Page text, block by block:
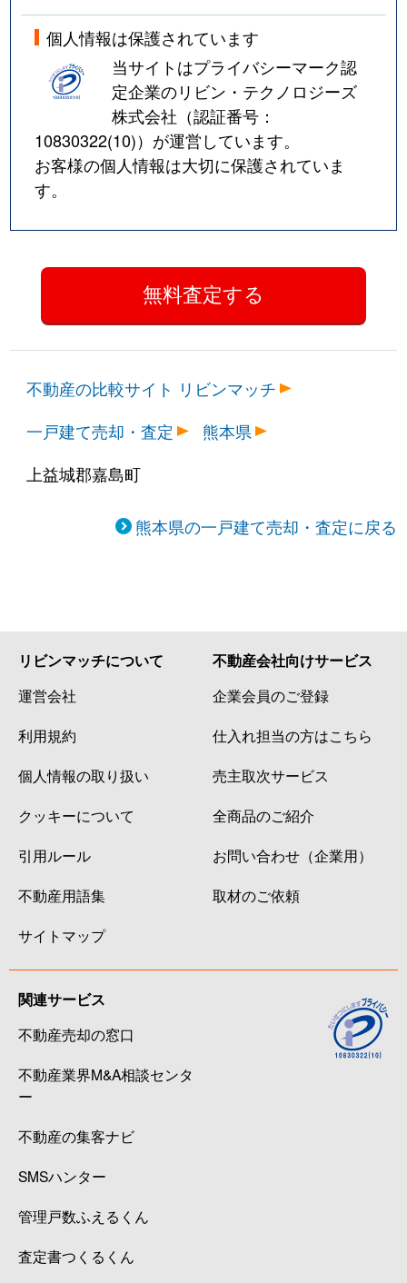
個人情報は保護されています
当サイトはプライバシーマーク認
定企業のリビン・テクノロジーズ
株式会社（認証番号：
10830322(10)）が運営しています。
お客様の個人情報は大切に保護されていま
す。
不動産の比較サイト リビンマッチ
一戸建て売却・査定
熊本県
上益城郡嘉島町
熊本県の一戸建て売却・査定に戻る
リビンマッチについて
運営会社
利用規約
個人情報の取り扱い
クッキーについて
引用ルール
不動産用語集
サイトマップ
不動産会社向けサービス
企業会員のご登録
仕入れ担当の方はこちら
売主取次サービス
全商品のご紹介
お問い合わせ（企業用）
取材のご依頼
関連サービス
不動産売却の窓口
不動産業界M&A相談センタ
ー
不動産の集客ナビ
SMSハンター
管理戸数ふえるくん
査定書つくるくん